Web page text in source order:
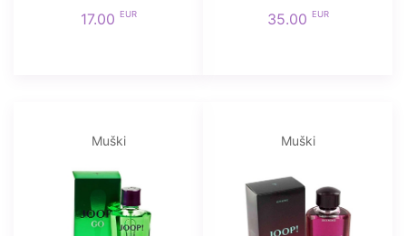
17.00 EUR 35.00 EUR
Muški Muški